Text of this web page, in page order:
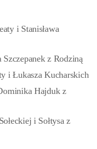
i Stanisława
z Rodziną
i Łukasza Kucharskich
Hajduk z
i Sołtysa z